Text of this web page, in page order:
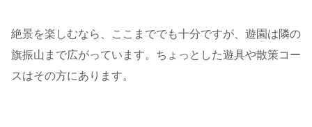
絶景を楽しむなら、ここまででも十分ですが、遊園は隣の
旗振山まで広がっています。ちょっとした遊具や散策コー
スはその方にあります。